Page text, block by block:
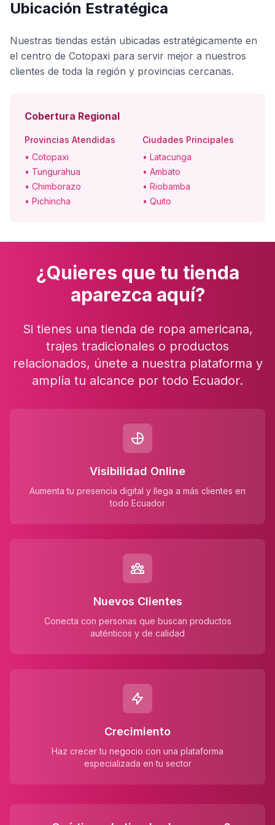
Ubicación Estratégica
Nuestras tiendas están ubicadas estratégicamente en
el centro de Cotopaxi para servir mejor a nuestros
clientes de toda la región y provincias cercanas.
Cobertura Regional
Provincias Atendidas
• Cotopaxi
• Tungurahua
• Chimborazo
• Pichincha
Ciudades Principales
• Latacunga
• Ambato
• Riobamba
• Quito
¿Quieres que tu tienda
aparezca aquí?
Si tienes una tienda de ropa americana,
trajes tradicionales o productos
relacionados, únete a nuestra plataforma y
amplía tu alcance por todo Ecuador.
Visibilidad Online
Aumenta tu presencia digital y llega a más clientes en
todo Ecuador
Nuevos Clientes
Conecta con personas que buscan productos
auténticos y de calidad
Crecimiento
Haz crecer tu negocio con una plataforma
especializada en tu sector